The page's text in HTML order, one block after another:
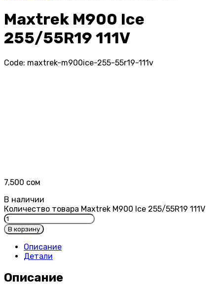
Maxtrek M900 Ice
255/55R19 111V
Code: maxtrek-m900ice-255-55r19-111v
7,500 сом
В наличии
Количество товара Maxtrek M900 Ice 255/55R19 111V
В корзину
Описание
Детали
Описание